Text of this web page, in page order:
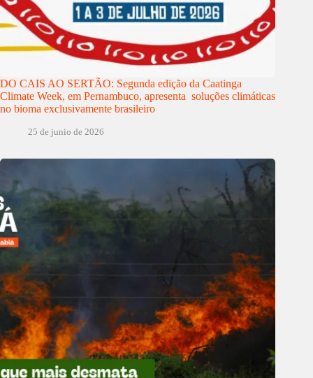
DO CAIS AO SERTÃO: Segunda edição da Caatinga
Climate Week, em Pernambuco, apresenta soluções climáticas
no bioma exclusivamente brasileiro
25 de junio de 2026